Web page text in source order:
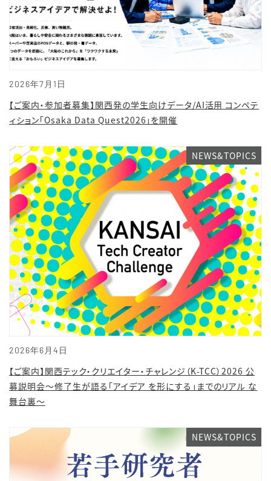
2026年7月1日
【ご案内・参加者募集】関西発の学生向けデータ/AI活用 コンペテ
ィション「Osaka Data Quest2026」を開催
2026年6月4日
NEWS&TOPICS
【ご案内】関西テック・クリエイター・チャレンジ（K-TCC）2026 公
募説明会～修了生が語る「アイデア を形にする」までのリアル な
舞台裏～
NEWS&TOPICS